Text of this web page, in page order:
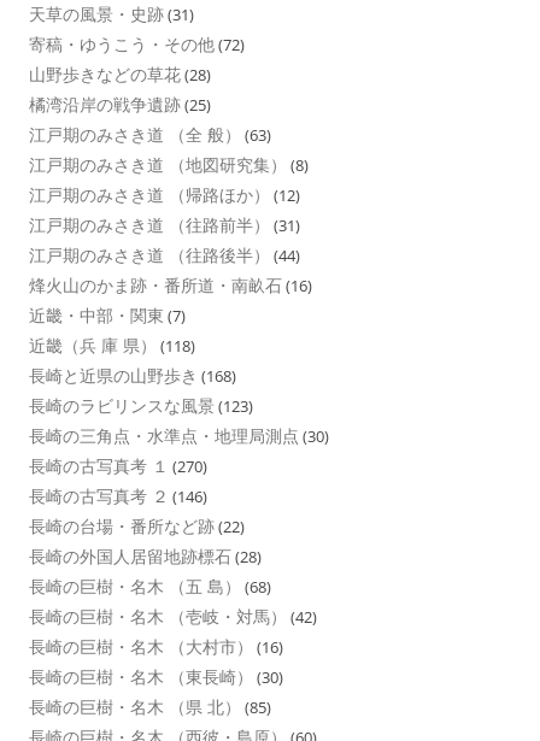
天草の風景・史跡(31)
寄稿・ゆうこう・その他(72)
山野歩きなどの草花(28)
橘湾沿岸の戦争遺跡(25)
江戸期のみさき道 （全 般） (63)
江戸期のみさき道 （地図研究集） (8)
江戸期のみさき道 （帰路ほか） (12)
江戸期のみさき道 （往路前半） (31)
江戸期のみさき道 （往路後半） (44)
烽火山のかま跡・番所道・南畝石(16)
近畿・中部・関東 (7)
近畿（兵 庫 県） (118)
長崎と近県の山野歩き (168)
長崎のラビリンスな風景 (123)
長崎の三角点・水準点・地理局測点 (30)
長崎の古写真考 １ (270)
長崎の古写真考 ２ (146)
長崎の台場・番所など跡(22)
長崎の外国人居留地跡標石(28)
長崎の巨樹・名木 （五 島） (68)
長崎の巨樹・名木 （壱岐・対馬） (42)
長崎の巨樹・名木 （大村市） (16)
長崎の巨樹・名木 （東長崎） (30)
長崎の巨樹・名木 （県 北） (85)
長崎の巨樹・名木 （西彼・島原）